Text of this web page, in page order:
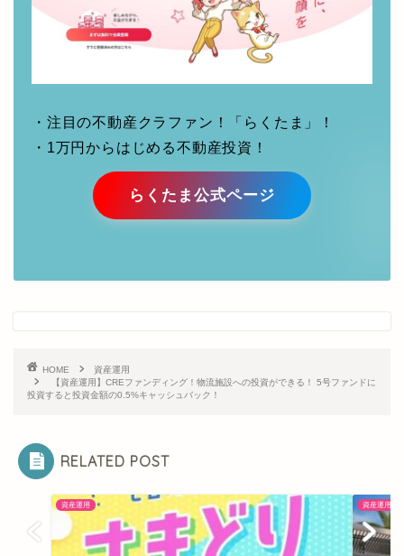
・注目の不動産クラファン！「らくたま」！
・1万円からはじめる不動産投資！
らくたま公式ページ
HOME
資産運用
【資産運用】CREファンディング！物流施設への投資ができる！ 5号ファンドに
投資すると投資金額の0.5%キャッシュバック！
RELATED POST
資産運用 資産運用